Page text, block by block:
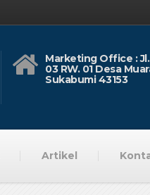
Marketing Office :
03 RW. 01 Desa
Sukabumi 43153
Artikel